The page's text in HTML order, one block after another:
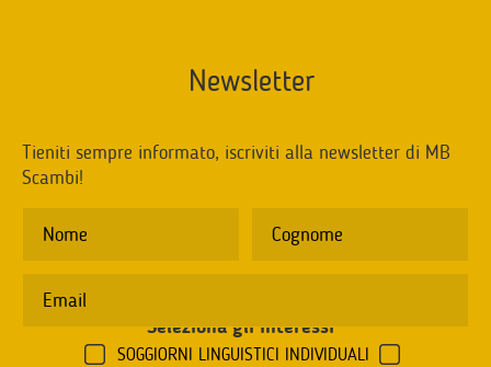
Newsletter
Tieniti sempre informato, iscriviti alla newsletter di MB
Scambi!
Seleziona gli interessi
SOGGIORNI LINGUISTICI INDIVIDUALI